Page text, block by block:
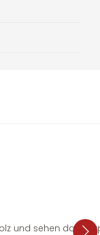
und sehen dazu